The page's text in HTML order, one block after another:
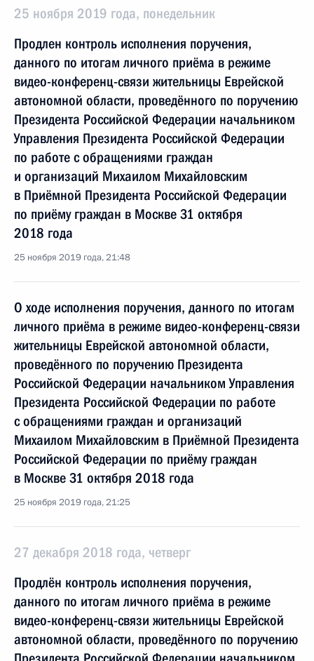
25 ноября 2019 года, понедельник
Продлен контроль исполнения поручения,
данного по итогам личного приёма в режиме
видео-конференц-связи жительницы Еврейской
автономной области, проведённого по поручению
Президента Российской Федерации начальником
Управления Президента Российской Федерации
по работе с обращениями граждан
и организаций Михаилом Михайловским
в Приёмной Президента Российской Федерации
по приёму граждан в Москве 31 октября
2018 года
25 ноября 2019 года, 21:48
О ходе исполнения поручения, данного по итогам
личного приёма в режиме видео-конференц-связи
жительницы Еврейской автономной области,
проведённого по поручению Президента
Российской Федерации начальником Управления
Президента Российской Федерации по работе
с обращениями граждан и организаций
Михаилом Михайловским в Приёмной Президента
Российской Федерации по приёму граждан
в Москве 31 октября 2018 года
25 ноября 2019 года, 21:25
27 декабря 2018 года, четверг
Продлён контроль исполнения поручения,
данного по итогам личного приёма в режиме
видео-конференц-связи жительницы Еврейской
автономной области, проведённого по поручению